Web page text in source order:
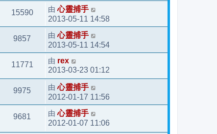
15590 由心靈捕手
2013-05-11 14:58
9857 由心靈捕手
2013-05-11 14:54
11771 由 rex
2013-03-23 01:12
9975 由心靈捕手
2012-01-17 11:56
9681 由心靈捕手
2012-01-07 11:06